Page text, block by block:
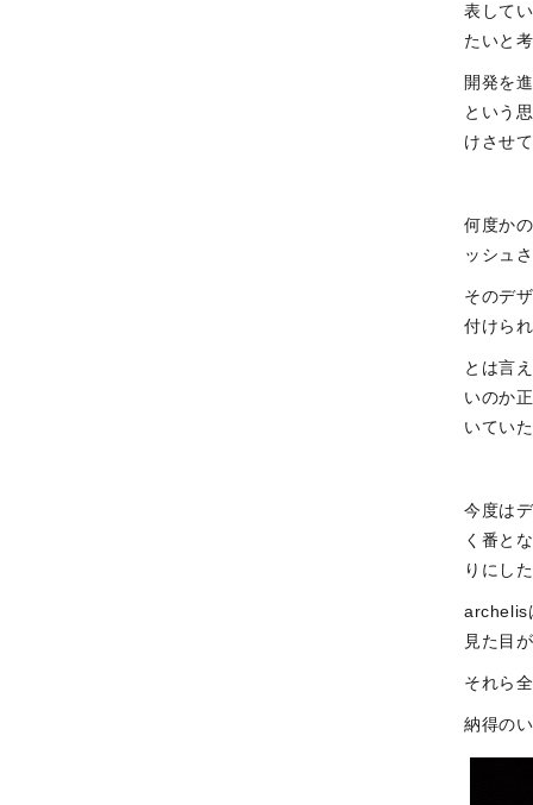
表して
たいと
開発を
という
けさせ
何度か
ッシュ
そのデ
付けら
とは言
いのか
いてい
今度は
く番と
りにし
archelis
見た目
それら
納得の